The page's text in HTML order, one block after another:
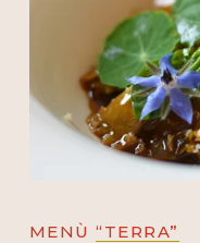
MENÙ “TERRA”